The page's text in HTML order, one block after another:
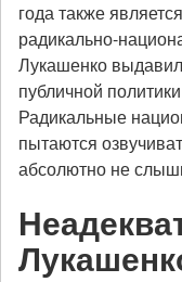
года также
радикально-
Лукашенко
публичной
Радикальные
пытаются
абсолютно не